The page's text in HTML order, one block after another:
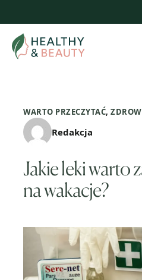
treści
WARTO PRZECZYTAĆ,
Redakcja
Jakie leki warto
na wakacje?